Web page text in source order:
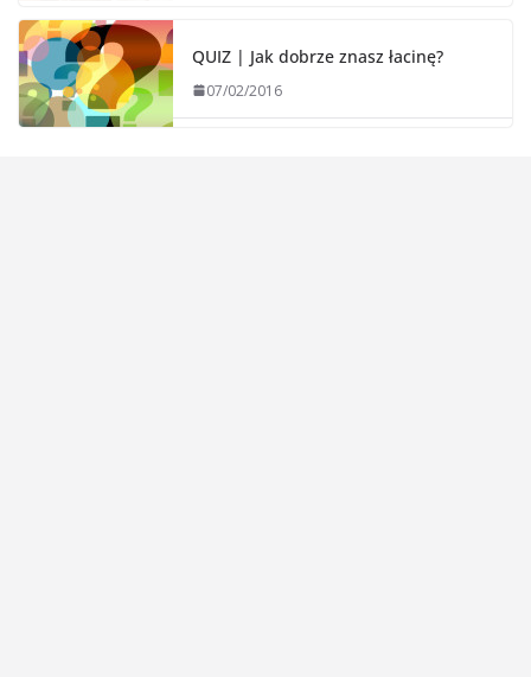
QUIZ | Jak dobrze znasz łacinę?
07/02/2016